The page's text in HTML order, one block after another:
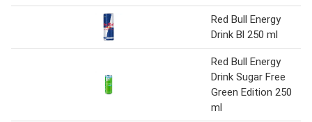
Red Bull Energy
Drink Bl 250 ml
Red Bull Energy
Drink Sugar Free
Green Edition 250
ml